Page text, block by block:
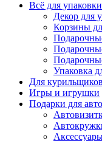
Всё для
Декор для
Корзины
Упаковка
Для курильщиков
Игры и игрушки
Подарки для